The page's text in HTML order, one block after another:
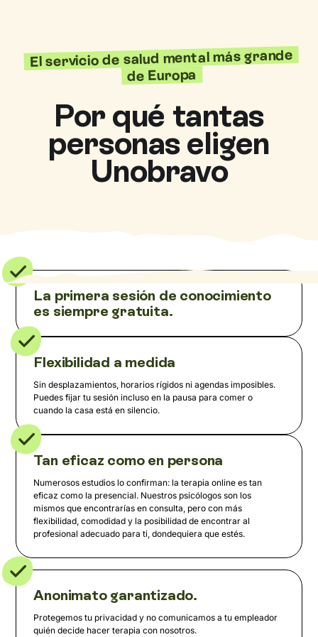
El servicio de salud mental más grande
de Europa
Por qué tantas
personas eligen
Unobravo
La primera sesión de conocimiento
es siempre gratuita.
Flexibilidad a medida
Sin desplazamientos, horarios rígidos ni agendas imposibles.
Puedes fijar tu sesión incluso en la pausa para comer o
cuando la casa está en silencio.
Tan eficaz como en persona
Numerosos estudios lo confirman: la terapia online es tan
eficaz como la presencial. Nuestros psicólogos son los
mismos que encontrarías en consulta, pero con más
flexibilidad, comodidad y la posibilidad de encontrar al
profesional adecuado para ti, dondequiera que estés.
Anonimato garantizado.
Protegemos tu privacidad y no comunicamos a tu empleador
quién decide hacer terapia con nosotros.